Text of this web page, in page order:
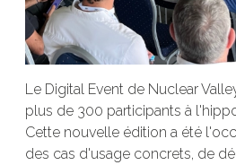
Le Digital Event de Nuclear
plus de 300 participants à
Cette nouvelle édition a été
des cas d'usage concrets, de